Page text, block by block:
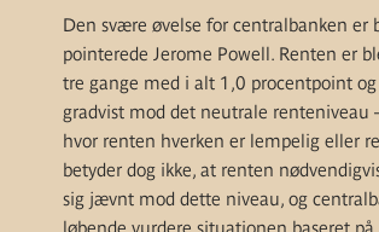
Den svære øvelse for centralbanken er
pointerede Jerome Powell. Renten er
tre gange med i alt 1,0 procentpoint
gradvist mod det neutrale renteniveau
hvor renten hverken er lempelig eller
betyder dog ikke, at renten
sig jævnt mod dette niveau, og
løbende vurdere situationen baseret på